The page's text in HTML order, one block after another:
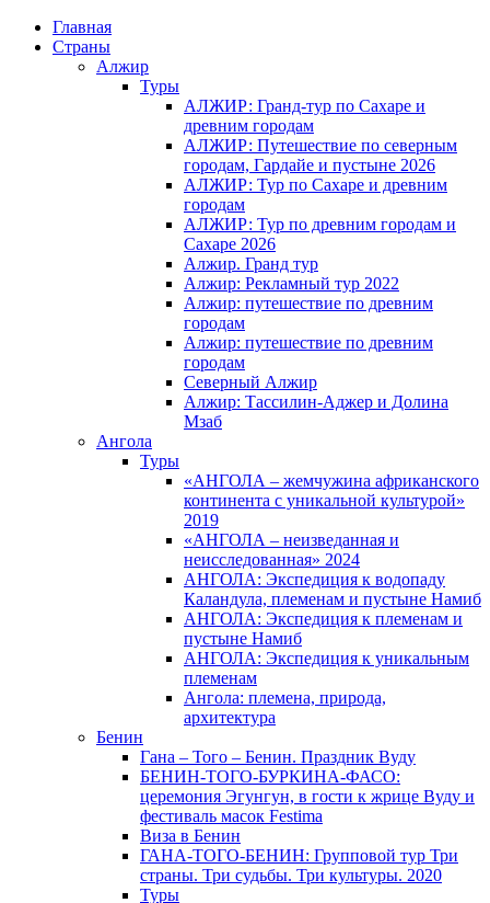
Главная
Страны
Алжир
Туры
АЛЖИР: Гранд-тур по Сахаре и
древним городам
АЛЖИР: Путешествие по северным
городам, Гардайе и пустыне 2026
АЛЖИР: Тур по Сахаре и древним
городам
АЛЖИР: Тур по древним городам и
Сахаре 2026
Алжир. Гранд тур
Алжир: Рекламный тур 2022
Алжир: путешествие по древним
городам
Алжир: путешествие по древним
городам
Северный Алжир
Алжир: Тассилин-Аджер и Долина
Мзаб
Ангола
Туры
«АНГОЛА – жемчужина африканского
континента с уникальной культурой»
2019
«АНГОЛА – неизведанная и
неисследованная» 2024
АНГОЛА: Экспедиция к водопаду
Каландула, племенам и пустыне Намиб
АНГОЛА: Экспедиция к племенам и
пустыне Намиб
АНГОЛА: Экспедиция к уникальным
племенам
Ангола: племена, природа,
архитектура
Бенин
Гана – Того – Бенин. Праздник Вуду
БЕНИН-ТОГО-БУРКИНА-ФАСО:
церемония Эгунгун, в гости к жрице Вуду и
фестиваль масок Festima
Виза в Бенин
ГАНА-ТОГО-БЕНИН: Групповой тур Три
страны. Три судьбы. Три культуры. 2020
Туры